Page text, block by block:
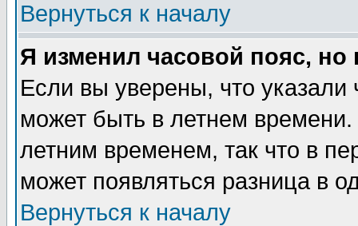
Вернуться к началу
Я изменил часовой пояс,
Если вы уверены, что указали
может быть в летнем
летним временем, так что в
может появляться разница в
Вернуться к началу